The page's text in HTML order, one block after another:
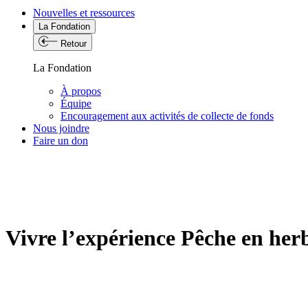
Nouvelles et ressources
La Fondation
Retour
La Fondation
À propos
Équipe
Encouragement aux activités de collecte de fonds
Nous joindre
Faire un don
Vivre l’expérience Pêche en